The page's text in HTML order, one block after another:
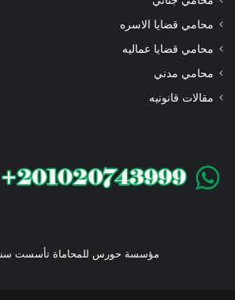
محامي قضايا الاسره
محامي قضايا عماليه
محامي مدني
مقالات قانونيه
مؤسسة حورس للمحاماة تأسست سنة